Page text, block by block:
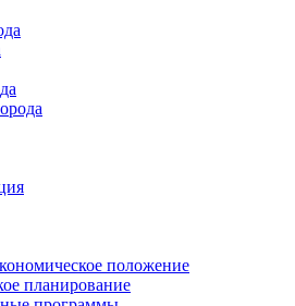
положение
планирование